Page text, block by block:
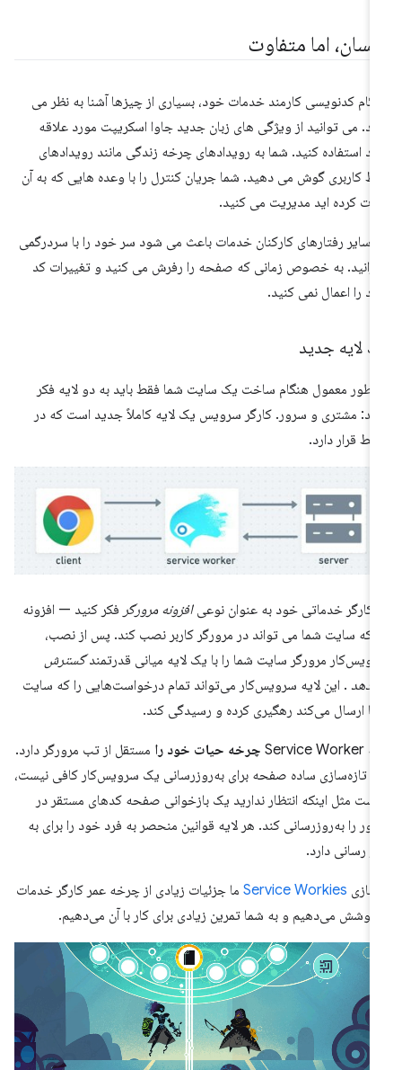
اما متفاوت
کدنویسی کارمند خدمات خود، بسیاری از چیزها آشنا به نظر می
می توانید از ویژگی های زبان جدید جاوا اسکریپت مورد علاقه
استفاده کنید. شما به رویدادهای چرخه زندگی مانند رویدادهای
کاربری گوش می دهید. شما جریان کنترل را با وعده هایی که به آن
کرده اید مدیریت می کنید.
سایر رفتارهای کارکنان خدمات باعث می شود سر خود را با سردرگمی
به خصوص زمانی که صفحه را رفرش می کنید و تغییرات کد
را اعمال نمی کنید.
لایه جدید
طور معمول هنگام ساخت یک سایت شما فقط باید به دو لایه فکر
مشتری و سرور. کارگر سرویس یک لایه کاملاً جدید است که در
قرار دارد.
کارگر خدماتی خود به عنوان نوعیافزونه مرورگرفکر کنید — افزونه
که سایت شما می تواند در مرورگر کاربر نصب کند. پس از نصب،
مرورگر سایت شما را با یک لایه میانی قدرتمندگسترش
. این لایه سرویس‌کار می‌تواند تمام درخواست‌هایی را که سایت
ارسال می‌کند رهگیری کرده و رسیدگی کند.
چرخه حیات خود رامستقل از تب مرورگر دارد.
تازه‌سازی ساده صفحه برای به‌روزرسانی یک سرویس‌کار کافی نیست،
مثل اینکه انتظار ندارید یک بازخوانی صفحه کدهای مستقر در
را به‌روزرسانی کند. هر لایه قوانین منحصر به فرد خود را برای به
رسانی دارد.
بازیService Workiesما جزئیات زیادی از چرخه عمر کارگر خدمات
پوشش می‌دهیم و به شما تمرین زیادی برای کار با آن می‌دهیم.